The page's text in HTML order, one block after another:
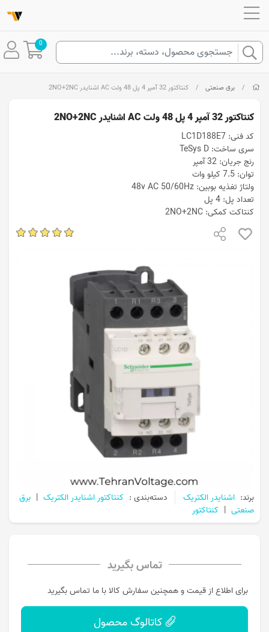
0
/ برق صنعتی / کنتاکتور 32 آمپر 4 پل 48 ولت AC اشنایدر 2NO+2NC
کنتاکتور 32 آمپر 4 پل 48 ولت AC اشنایدر 2NO+2NC
کد فنی: LC1D188E7
سری ساخت: TeSys D
رنج جریان: 32 آمپر
توان: 7.5 کیلو وات
ولتاژ تغذیه بوبین: 48v AC 50/60Hz
تعداد پل: 4 پل
کنتاکت کمکی: 2NO+2NC
برند: اشنایدر الکتریک دسته‌بندی : کنتاکتور اشنایدر الکتریک | برق
صنعتی | کنتاکتور
تماس بگیرید
برای اطلاع از قیمت و همچنین سفارش کالا با ما تماس بگیرید
کاتالوگ محصول